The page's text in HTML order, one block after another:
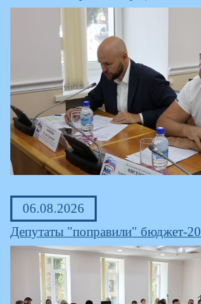
06.08.2026
Депутаты "поправили" бюджет-